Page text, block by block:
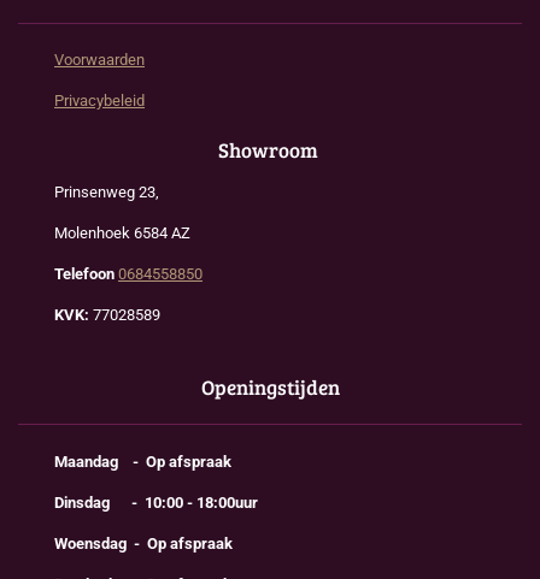
Voorwaarden
Privacybeleid
Showroom
Prinsenweg 23,
Molenhoek 6584 AZ
Telefoon 0684558850
KVK: 77028589
Openingstijden
Maandag - Op afspraak
Dinsdag - 10:00 - 18:00uur
Woensdag - Op afspraak